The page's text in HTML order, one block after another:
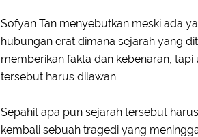
Sofyan Tan menyebutkan meski ada
hubungan erat dimana sejarah yang
memberikan fakta dan kebenaran,
tersebut harus dilawan.
Sepahit apa pun sejarah tersebut
kembali sebuah tragedi yang